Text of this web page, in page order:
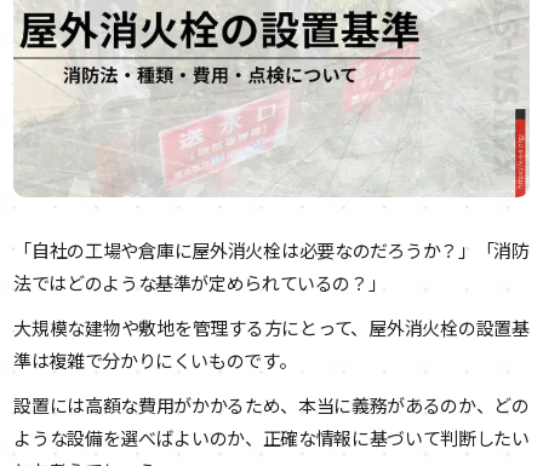
「自社の工場や倉庫に屋外消火栓は必要なのだろうか？」「消防
法ではどのような基準が定められているの？」
大規模な建物や敷地を管理する方にとって、屋外消火栓の設置基
準は複雑で分かりにくいものです。
設置には高額な費用がかかるため、本当に義務があるのか、どの
ような設備を選べばよいのか、正確な情報に基づいて判断したい